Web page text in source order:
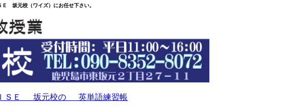
元校（ワイズ）にお任せ下さい。
Ｅ 坂元校の 英単語練習帳